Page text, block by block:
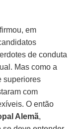
em
de conduta
Mas como a
superiores
com
O então
Alemã,